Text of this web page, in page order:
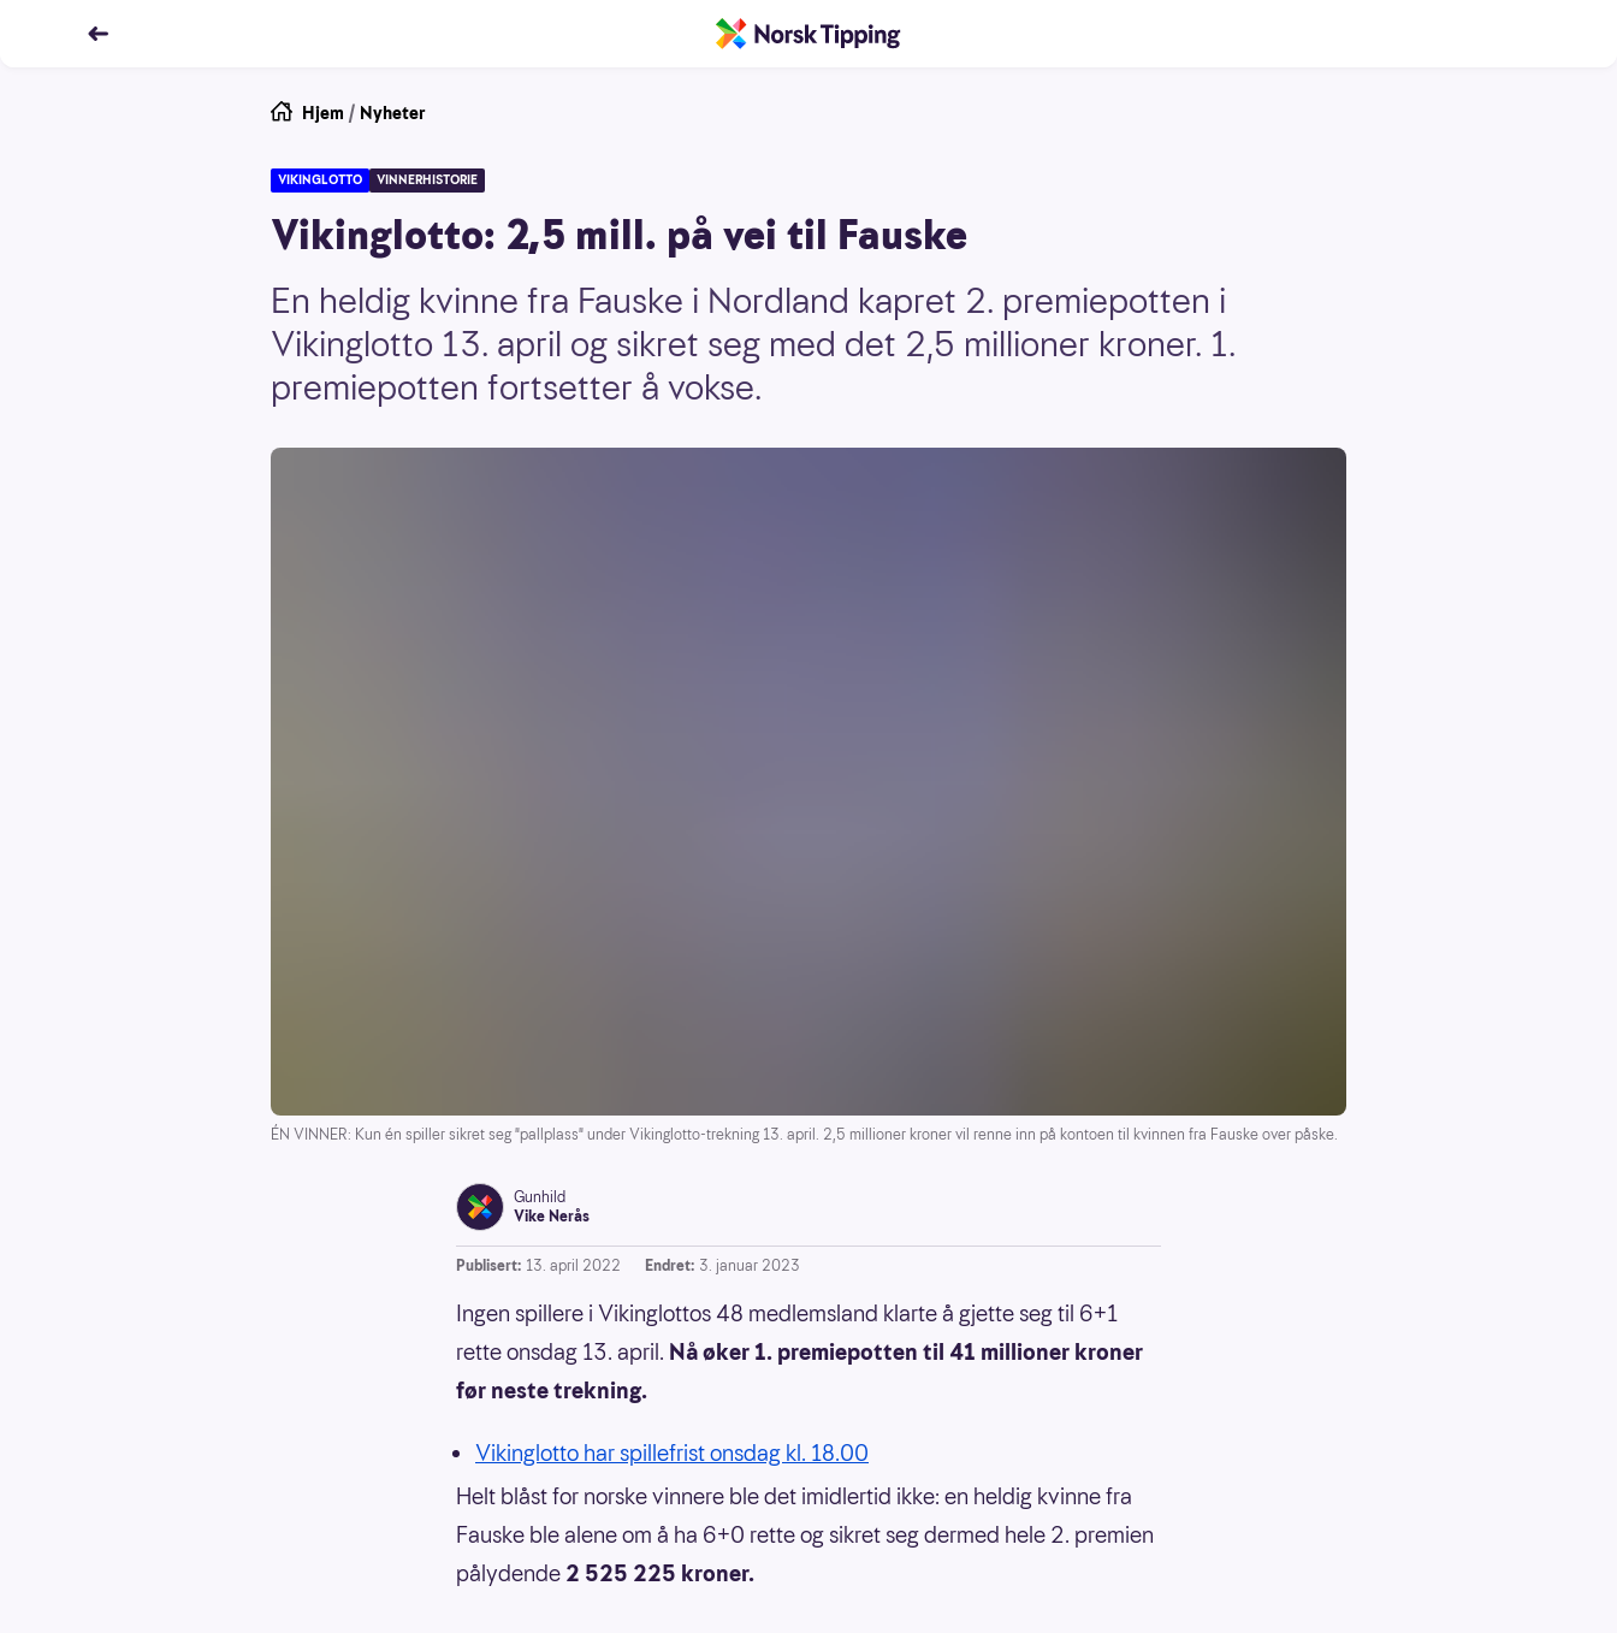
Hjem / Nyheter
VIKINGLOTTO VINNERHISTORIE
Vikinglotto: 2,5 mill. på vei til Fauske
En heldig kvinne fra Fauske i Nordland kapret 2. premiepotten i
Vikinglotto 13. april og sikret seg med det 2,5 millioner kroner. 1.
premiepotten fortsetter å vokse.
ÉN VINNER: Kun én spiller sikret seg "pallplass" under Vikinglotto-trekning 13. april. 2,5 millioner kroner vil renne inn på kontoen til kvinnen fra Fauske over påske.
Gunhild
Vike Nerås
Publisert: 13. april 2022 Endret: 3. januar 2023
Ingen spillere i Vikinglottos 48 medlemsland klarte å gjette seg til 6+1
rette onsdag 13. april. Nå øker 1. premiepotten til 41 millioner kroner
før neste trekning.
Vikinglotto har spillefrist onsdag kl. 18.00
Helt blåst for norske vinnere ble det imidlertid ikke: en heldig kvinne fra
Fauske ble alene om å ha 6+0 rette og sikret seg dermed hele 2. premien
pålydende 2 525 225 kroner.